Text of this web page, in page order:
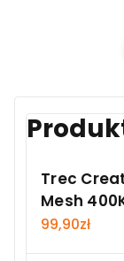
Trec
Mesh
99,90zł